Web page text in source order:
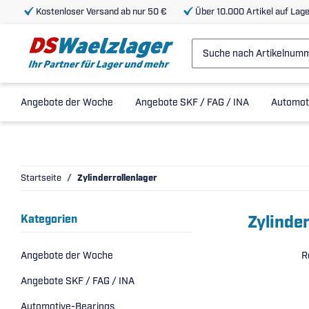
Kostenloser Versand ab nur 50 € Über 10.000 Artikel auf
Angebote der Woche Angebote SKF / FAG / INA
Startseite Zylinderrollenlager
Kategorien
Angebote der Woche
Angebote SKF / FAG / INA